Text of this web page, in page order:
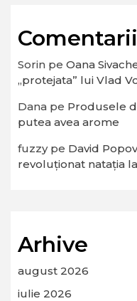
Sorin pe Oana
„protejata” lui Vlad
Dana pe Produsele
putea avea arome
fuzzype David
revoluționat natația
Arhive
august 2026
iulie 2026